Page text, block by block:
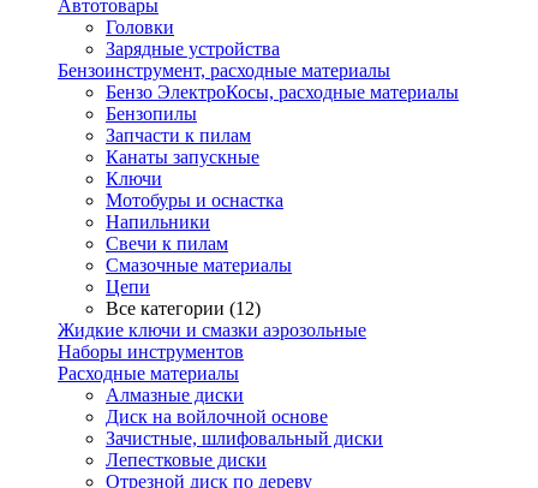
Автотовары
Головки
Зарядные устройства
Бензоинструмент, расходные материалы
Бензо ЭлектроКосы, расходные материалы
Бензопилы
Запчасти к пилам
Канаты запускные
Ключи
Мотобуры и оснастка
Напильники
Свечи к пилам
Смазочные материалы
Цепи
Все категории (12)
Жидкие ключи и смазки аэрозольные
Наборы инструментов
Расходные материалы
Алмазные диски
Диск на войлочной основе
Зачистные, шлифовальный диски
Лепестковые диски
Отрезной диск по дереву